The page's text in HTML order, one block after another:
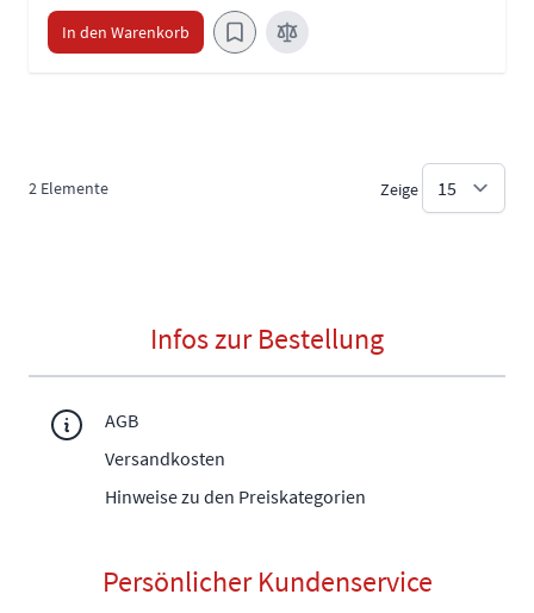
In den Warenkorb
2 Elemente Zeige
Infos zur Bestellung
AGB
Versandkosten
Hinweise zu den Preiskategorien
Persönlicher Kundenservice